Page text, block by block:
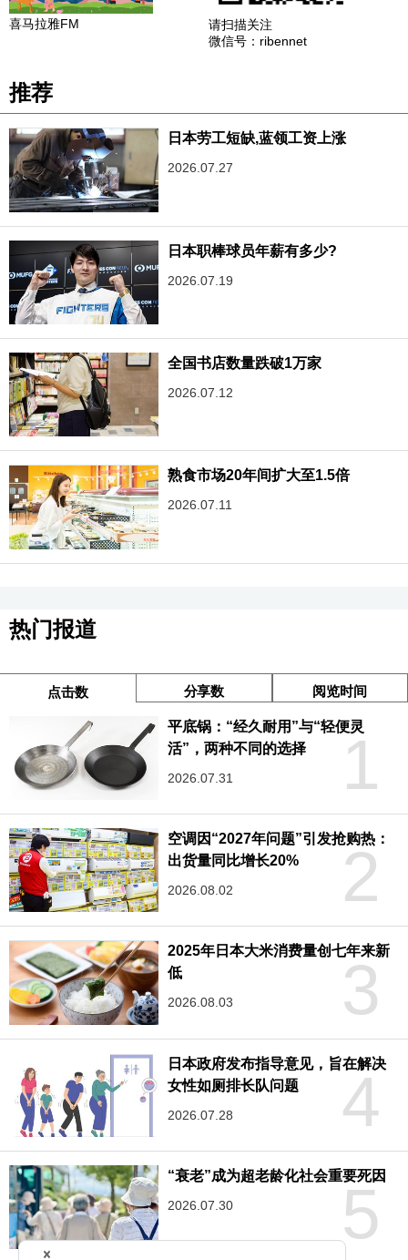
喜马拉雅FM
请扫描关注
微信号：ribennet
推荐
日本劳工短缺,蓝领工资上涨
2026.07.27
日本职棒球员年薪有多少?
2026.07.19
全国书店数量跌破1万家
2026.07.12
熟食市场20年间扩大至1.5倍
2026.07.11
热门报道
点击数 分享数 阅览时间
1
平底锅：“经久耐用”与“轻便灵
活”，两种不同的选择
2026.07.31
2
空调因“2027年问题”引发抢购热：
出货量同比增长20%
2026.08.02
3
2025年日本大米消费量创七年来新
低
2026.08.03
4
日本政府发布指导意见，旨在解决
女性如厕排长队问题
2026.07.28
5
“衰老”成为超老龄化社会重要死因
2026.07.30